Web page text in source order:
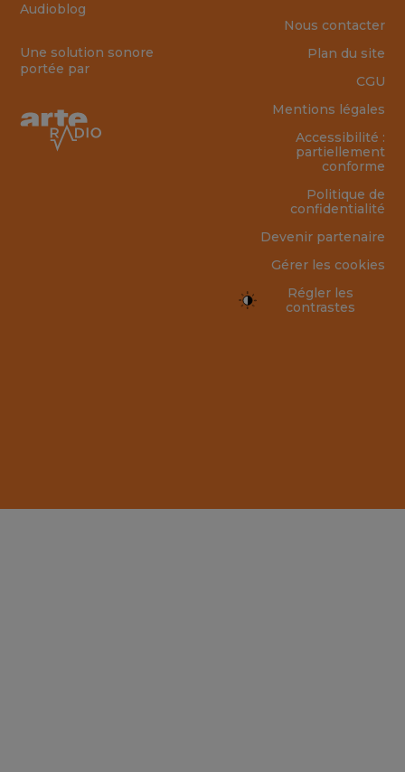
Audioblog
Une solution sonore
portée par
Nous contacter
Plan du site
CGU
Mentions légales
Accessibilité :
partiellement
conforme
Politique de
confidentialité
Devenir partenaire
Gérer les cookies
Régler les
contrastes